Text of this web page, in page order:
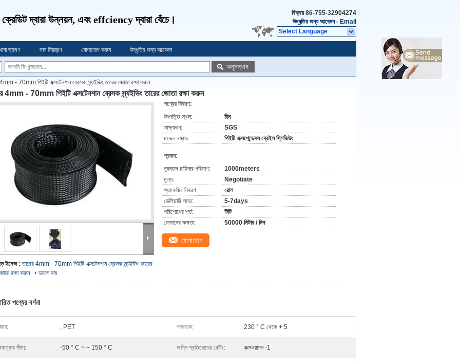
ক্রেডিট দ্বারা উন্নয়ন, এবং effciency দ্বারা বেঁচে।
বিক্রয়86-755-32904274
উদ্ধৃতির জন্য আবেদন- Email
Select Language
ভ্রমণ মান নিয়ন্ত্রণ যোগাযোগ করুন উদ্ধৃতির জন্য আবেদন
অনুসন্ধান
- 70mm পিইটি এক্সটেনশান ব্রেসক স্ন্যইভিং তারের জোতা রক্ষা করুন
4mm - 70mm পিইটি এক্সটেনশান ব্রেসক স্ন্যইভিং তারের জোতা রক্ষা করুন
ইমেজ :তারের 4mm - 70mm পিইটি এক্সটেনশান ব্রেসক স্ন্যইভিং তারের
রক্ষা করুন
ভালো দাম
পণ্যের বিবরণ:
উৎপত্তি স্থল:
চীন
সাক্ষ্যদান:
SGS
মডেল নম্বার:
পিইটি এক্সপেন্ডেবল ব্রেইল স্লিভিউং
প্রদান:
ন্যূনতম চাহিদার পরিমাণ:
1000meters
মূল্য:
Negotiate
প্যাকেজিং বিবরণ:
রোল
ডেলিভারি সময়:
5-7days
পরিশোধের শর্ত:
টিটি
যোগানের ক্ষমতা:
50000 মিটার / দিন
যোগাযোগ
পণ্যের বর্ণনা
, PET গলনাংক: 230 ° C থেকে + 5
সীমা: -50 ° C ~ + 150 ° C অগ্নি প্রতিরোধের রেটিং: ভক্সওয়াগন -1